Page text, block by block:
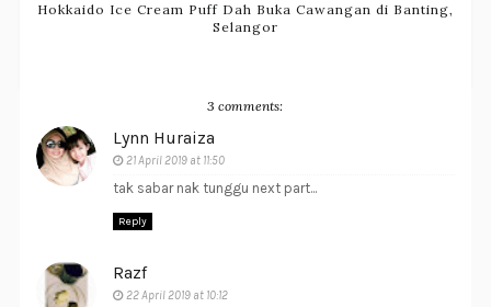
Hokkaido Ice Cream Puff Dah Buka Cawangan di Banting,
Selangor
3 comments:
Lynn Huraiza
21 April 2019 at 11:50
tak sabar nak tunggu next part...
Reply
Razf
22 April 2019 at 10:12